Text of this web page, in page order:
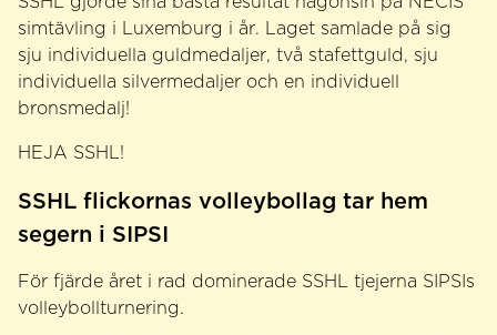
simtävling i Luxemburg i år. Laget samlade på sig
sju individuella guldmedaljer, två stafettguld, sju
individuella silvermedaljer och en individuell
bronsmedalj!
HEJA SSHL!
SSHL flickornas volleybollag tar hem
segern i SIPSI
För fjärde året i rad dominerade SSHL tjejerna SIPSIs
volleybollturnering.